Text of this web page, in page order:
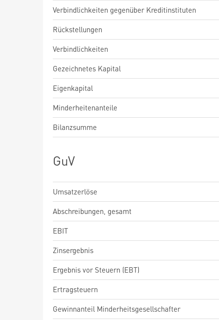
Verbindlichkeiten gegenüber Kreditinstituten
Rückstellungen
Verbindlichkeiten
Gezeichnetes Kapital
Eigenkapital
Minderheitenanteile
Bilanzsumme
GuV
Umsatzerlöse
Abschreibungen, gesamt
EBIT
Zinsergebnis
Ergebnis vor Steuern (EBT)
Ertragsteuern
Gewinnanteil Minderheitsgesellschafter